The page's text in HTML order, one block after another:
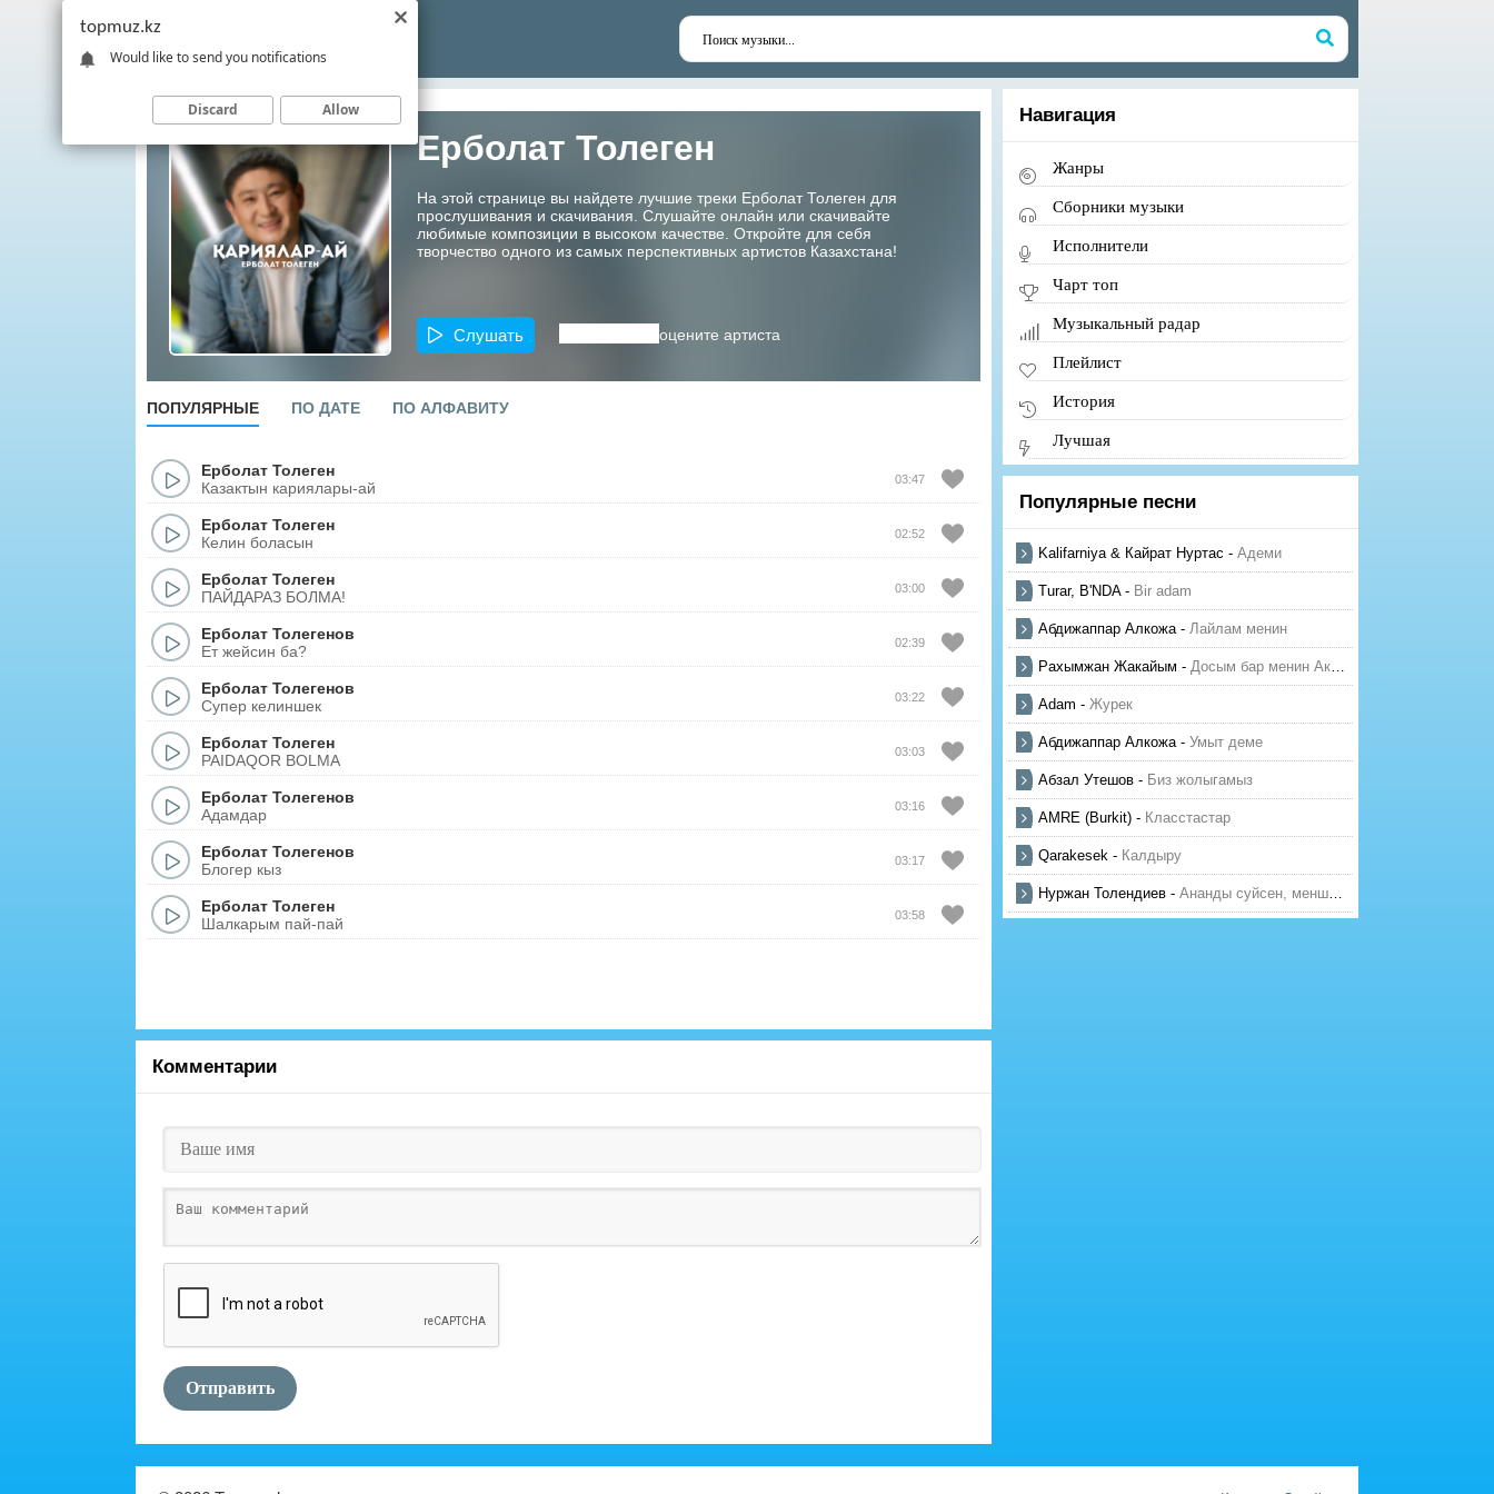
Ерболат Толеген
На этой странице вы найдете лучшие треки Ерболат Толеген для
прослушивания и скачивания. Слушайте онлайн или скачивайте
любимые композиции в высоком качестве. Откройте для себя
творчество одного из самых перспективных артистов Казахстана!
Слушать оцените артиста
ПОПУЛЯРНЫЕ ПО ДАТЕ ПО АЛФАВИТУ
Ерболат Толеген
Казактын кариялары-ай
03:47
Ерболат Толеген
Келин боласын
02:52
Ерболат Толеген
ПАЙДАРАЗ БОЛМА!
03:00
Ерболат Толегенов
Ет жейсин бa?
02:39
Ерболат Толегенов
Супер келиншек
03:22
Ерболат Толеген
PAIDAQOR BOLMA
03:03
Ерболат Толегенов
Адамдар
03:16
Ерболат Толегенов
Блогер кыз
03:17
Ерболат Толеген
Шалкарым пай-пай
03:58
Комментарии
Отправить
Навигация
Жанры
Сборники музыки
Исполнители
Чарт топ
Музыкальный радар
Плейлист
История
Лучшая
Популярные песни
Kalifarniya & Кайрат Нуртас - Адеми
Turar, B'NDA- Bir adam
Абдижаппар Алкожа- Лайлам менин
Рахымжан Жакайым - Досым бар менин Актауда
Adam - Журек
Абдижаппар Алкожа- Умыт деме
Абзал Утешов - Биз жолыгамыз
AMRE (Burkit) - Класстастар
Qarakesek - Калдыру
Нуржан Толендиев - Ананды суйсен, менше суй
topmuz.kz
Would like to send you notifications
Discard Allow